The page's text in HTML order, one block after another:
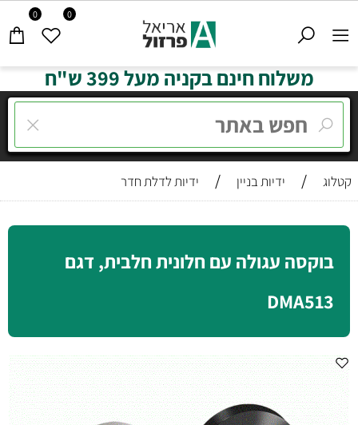
0 0
משלוח חינם בקניה מעל 399 ש"ח
קטלוג / ידיות בניין / ידיות לדלת חדר
בוקסה עגולה עם חלונית חלבית, דגם
DMA513